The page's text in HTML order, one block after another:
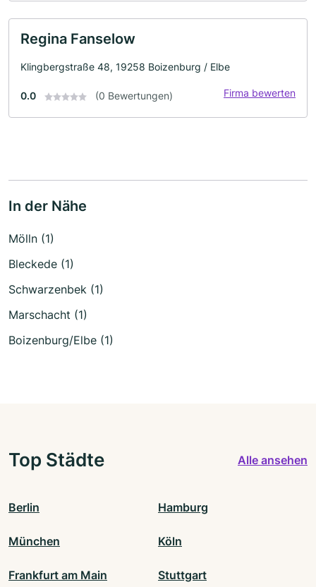
Regina Fanselow
Klingbergstraße 48, 19258 Boizenburg / Elbe
0.0 (0 Bewertungen) Firma bewerten
In der Nähe
Mölln (1)
Bleckede (1)
Schwarzenbek (1)
Marschacht (1)
Boizenburg/Elbe (1)
Top Städte Alle ansehen
Berlin Hamburg
München Köln
Frankfurt am Main Stuttgart